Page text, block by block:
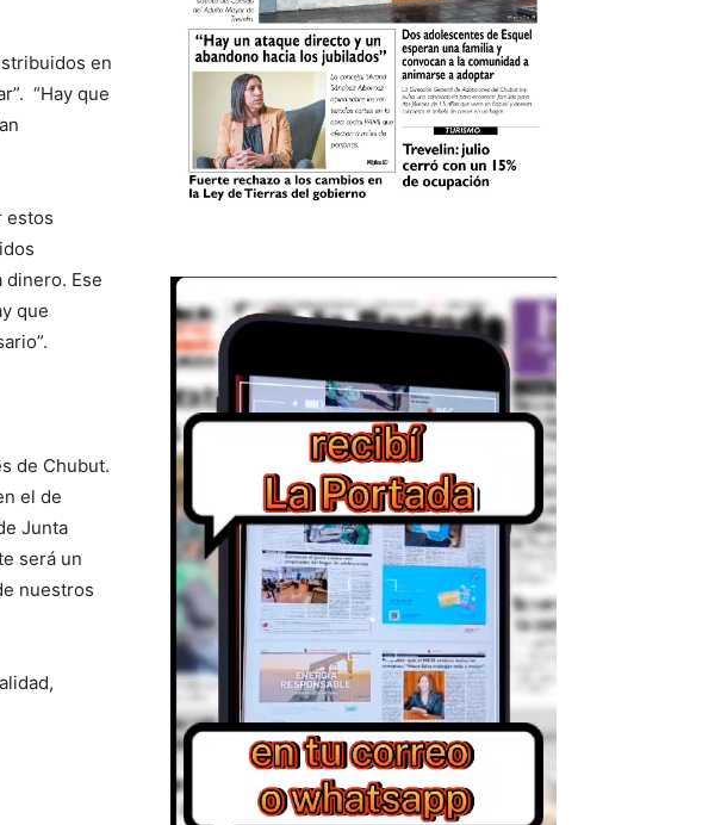
en
“Hay que
estos
dinero. Ese
que
de Chubut.
el de
Junta
será un
nuestros